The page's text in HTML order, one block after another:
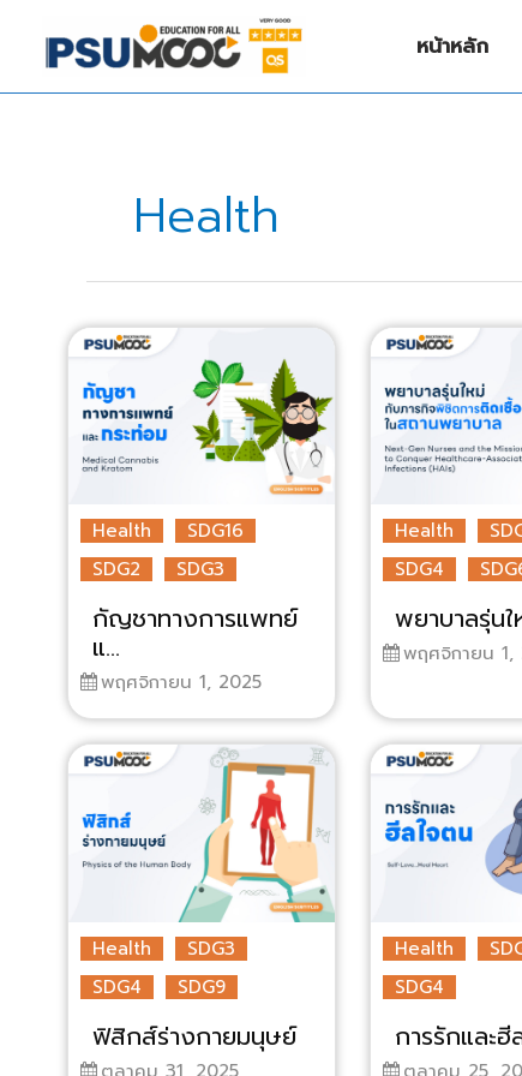
content
หน้าหลัก
Health
Health
SDG16
SDG2
SDG3
กัญชาทางการแพทย์
แ...
พฤศจิกายน 1, 2025
Health
SDG4
พยาบาลรุ่นใ
พฤศจิกายน 1,
Health
SDG3
SDG4
SDG9
ฟิสิกส์ร่างกายมนุษย์
Health
SDG4
การรักและฮี